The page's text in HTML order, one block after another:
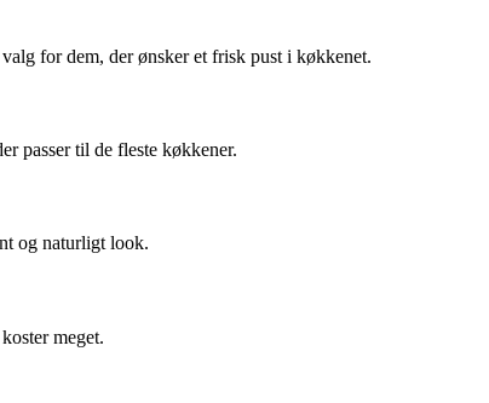
for dem, der ønsker et frisk pust i køkkenet.
passer til de fleste køkkener.
og naturligt look.
meget.